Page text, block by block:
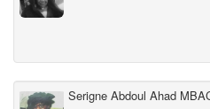
Serigne Abdoul Ahad